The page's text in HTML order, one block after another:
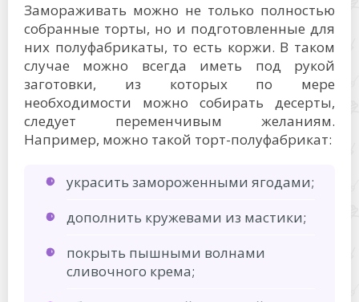
Замораживать можно не только полностью
собранные торты, но и подготовленные для
них полуфабрикаты, то есть коржи. В таком
случае можно всегда иметь под рукой
заготовки, из которых по мере
необходимости можно собирать десерты,
следует переменчивым желаниям.
Например, можно такой торт-полуфабрикат:
украсить замороженными ягодами;
дополнить кружевами из мастики;
покрыть пышными волнами
сливочного крема;